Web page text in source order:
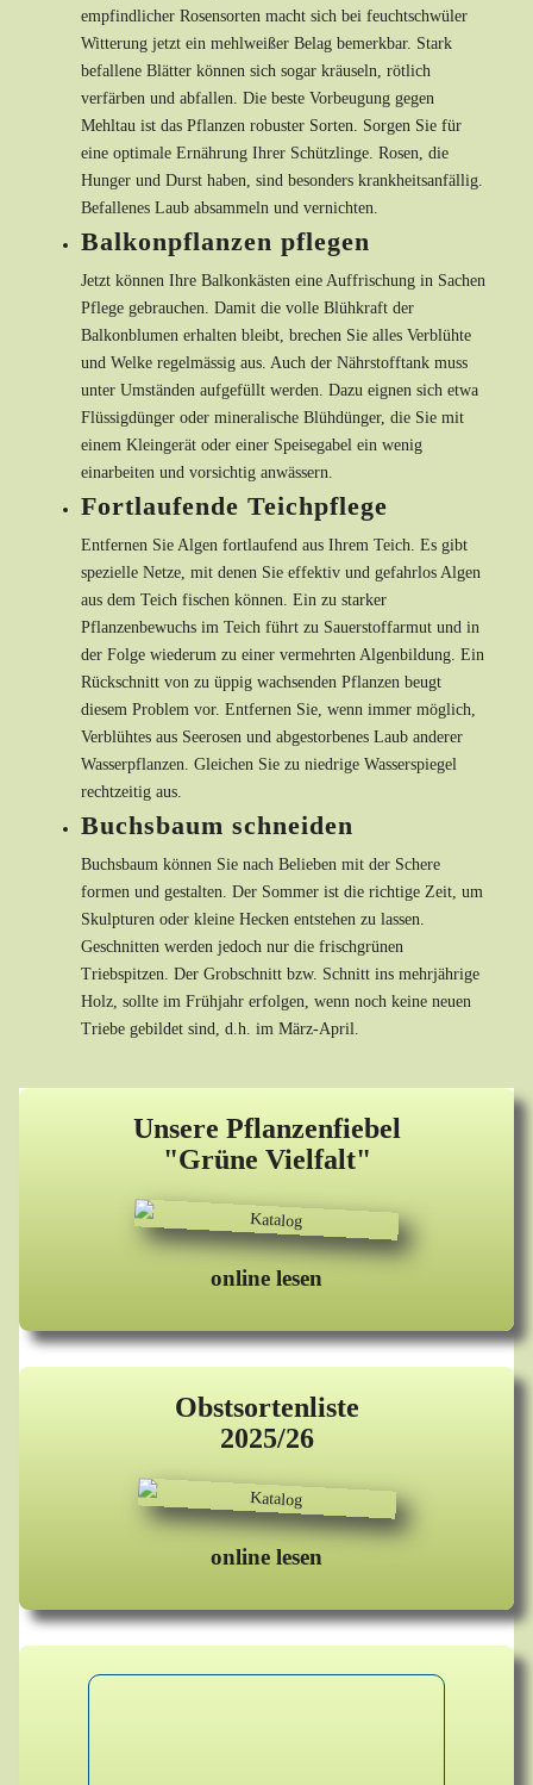
Unsere Pflanzenfiebel
"Grüne Vielfalt"
online lesen
Obstsortenliste
2025/26
online lesen
empfindlicher Rosensorten macht sich bei feuchtschwüler
Witterung jetzt ein mehlweißer Belag bemerkbar. Stark
befallene Blätter können sich sogar kräuseln, rötlich
verfärben und abfallen. Die beste Vorbeugung gegen
Mehltau ist das Pflanzen robuster Sorten. Sorgen Sie für
eine optimale Ernährung Ihrer Schützlinge. Rosen, die
Hunger und Durst haben, sind besonders krankheitsanfällig.
Befallenes Laub absammeln und vernichten.
Balkonpflanzen pflegen
Jetzt können Ihre Balkonkästen eine Auffrischung in Sachen
Pflege gebrauchen. Damit die volle Blühkraft der
Balkonblumen erhalten bleibt, brechen Sie alles Verblühte
und Welke regelmässig aus. Auch der Nährstofftank muss
unter Umständen aufgefüllt werden. Dazu eignen sich etwa
Flüssigdünger oder mineralische Blühdünger, die Sie mit
einem Kleingerät oder einer Speisegabel ein wenig
einarbeiten und vorsichtig anwässern.
Fortlaufende Teichpflege
Entfernen Sie Algen fortlaufend aus Ihrem Teich. Es gibt
spezielle Netze, mit denen Sie effektiv und gefahrlos Algen
aus dem Teich fischen können. Ein zu starker
Pflanzenbewuchs im Teich führt zu Sauerstoffarmut und in
der Folge wiederum zu einer vermehrten Algenbildung. Ein
Rückschnitt von zu üppig wachsenden Pflanzen beugt
diesem Problem vor. Entfernen Sie, wenn immer möglich,
Verblühtes aus Seerosen und abgestorbenes Laub anderer
Wasserpflanzen. Gleichen Sie zu niedrige Wasserspiegel
rechtzeitig aus.
Buchsbaum schneiden
Buchsbaum können Sie nach Belieben mit der Schere
formen und gestalten. Der Sommer ist die richtige Zeit, um
Skulpturen oder kleine Hecken entstehen zu lassen.
Geschnitten werden jedoch nur die frischgrünen
Triebspitzen. Der Grobschnitt bzw. Schnitt ins mehrjährige
Holz, sollte im Frühjahr erfolgen, wenn noch keine neuen
Triebe gebildet sind, d.h. im März-April.